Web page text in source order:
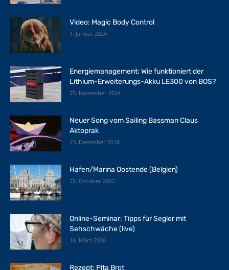
Video: Magic Body Control
1. Januar 2024
Energiemanagement: Wie funktioniert der
Lithium-Erweiterungs-Akku LE300 von BOS?
25. November 2024
Neuer Song vom Sailing Bassman Claus
Aktoprak
23. Dezember 2018
Hafen/Marina Oostende (Belgien)
25. Oktober 2022
Online-Seminar: Tipps für Segler mit
Sehschwäche (live)
16. März 2026
Rezept: Pita Brot